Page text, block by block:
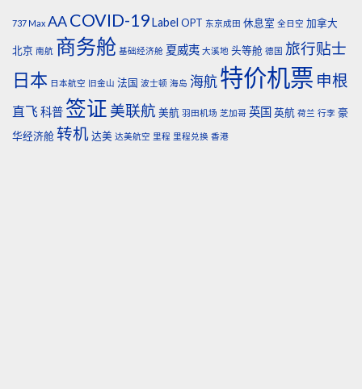
737 Max AACOVID-19Label OPT 东京成田 休息室 全日空 加拿大
北京 南航 商务舱 基础经济舱 夏威夷 大溪地 头等舱 德国 旅行贴士
日本 日本航空 旧金山 法国 波士顿 海岛 海航特价机票 申根
直飞 科普 签证 美联航 美航 羽田机场 芝加哥 英国 英航 荷兰 行李 豪
华经济舱 转机达美 达美航空 里程 里程兑换 香港